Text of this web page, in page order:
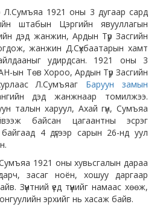
1921 оны 3 дугаар сард
штабын Цэргийн явууллагын
дэд жанжин, Ардын Түр Засгийн
жанжин Д.Сүхбаатарын хамт
удирдсан. 1921 оны 3
ын Төв Хороо, Ардын Түр Засгийн
Л.Сумъяаг Баруун замын
дэд жанжнаар томилжээ.
талын харуул, Ахай гүн, Сумъяа
байсан цагаантны эсрэг
4 дүгээр сарын 26-нд уул
1921 оны хувьсгалын дараа
засаг ноён, хошуу даргаар
Зүүнтний үед түүнийг намаас хөөж,
эрхийг нь хасаж байв.